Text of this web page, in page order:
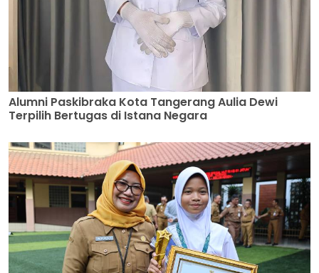
Alumni Paskibraka Kota Tangerang Aulia Dewi
Terpilih Bertugas di Istana Negara